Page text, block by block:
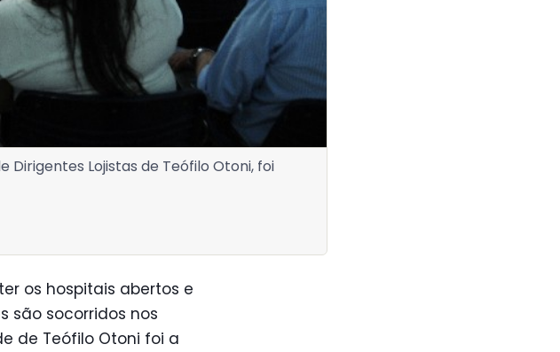
Dirigentes Lojistas de Teófilo Otoni, foi
os hospitais abertos e
são socorridos nos
de Teófilo Otoni foi a